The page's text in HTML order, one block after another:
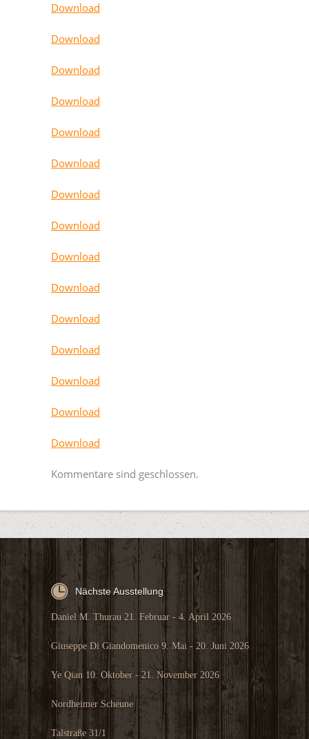
Download
Download
Download
Download
Download
Download
Download
Download
Download
Download
Download
Download
Download
Download
Download
Kommentare sind geschlossen.
Nächste Ausstellung
Daniel M. Thurau 21. Februar - 4. April 2026
Giuseppe Di Giandomenico 9. Mai - 20. Juni 2026
Ye Qian 10. Oktober - 21. November 2026
Nordheimer Scheune
Talstraße 31/1